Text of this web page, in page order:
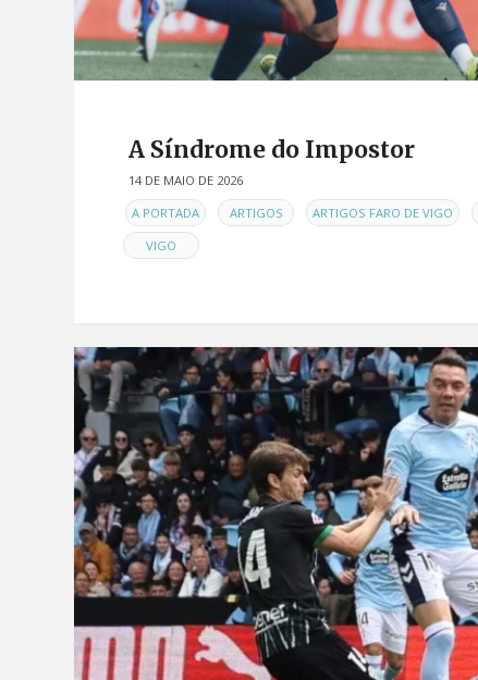
A Síndrome do Impostor
14 DE MAIO DE 2026
ENA PORTADA ARTIGOS ARTIGOS FARO DE VIGO
VIGO